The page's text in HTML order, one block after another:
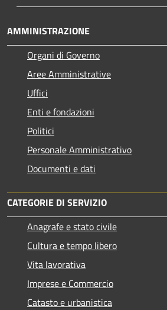
AMMINISTRAZIONE
Organi di Governo
Aree Amministrative
Uffici
Enti e fondazioni
Politici
Personale Amministrativo
Documenti e dati
CATEGORIE DI SERVIZIO
Anagrafe e stato civile
Cultura e tempo libero
Vita lavorativa
Imprese e Commercio
Catasto e urbanistica